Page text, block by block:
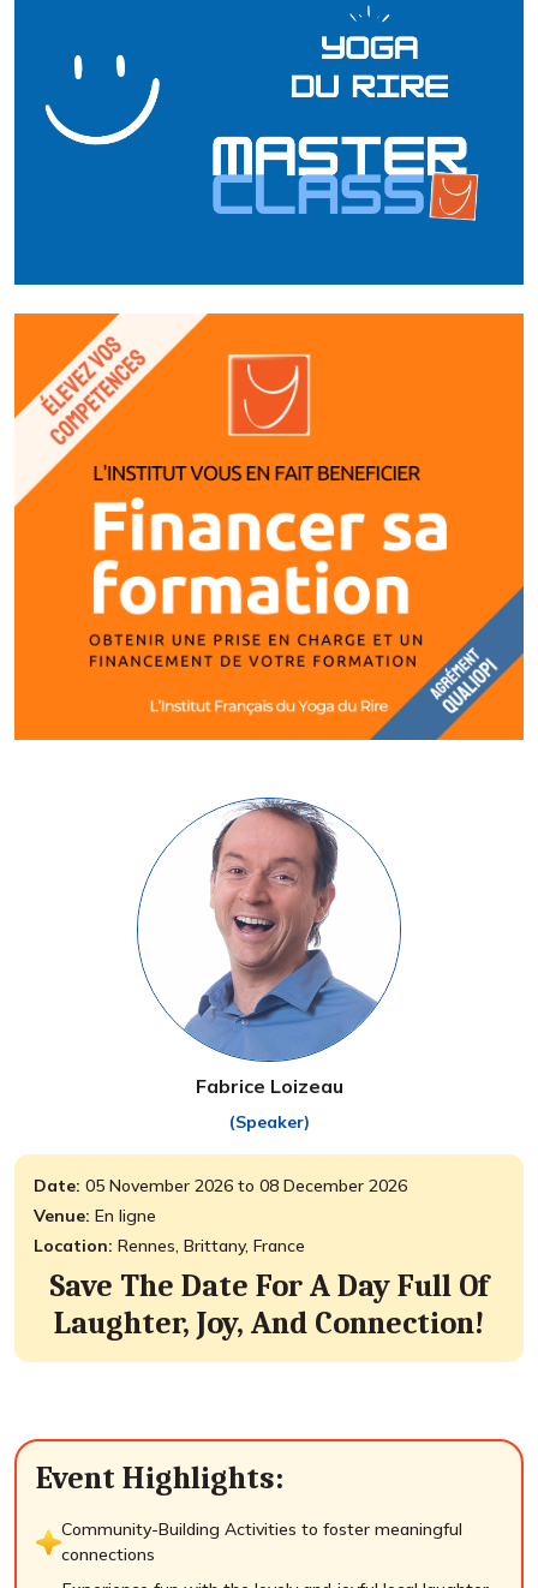
Fabrice Loizeau
(Speaker)
Date: 05 November 2026 to 08 December 2026
Venue: En ligne
Location: Rennes, Brittany, France
Save The Date For A Day Full Of
Laughter, Joy, And Connection!
Event Highlights:
Community-Building Activities to foster meaningful
connections